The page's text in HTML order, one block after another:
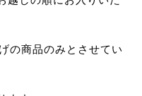
の商品のみとさせてい